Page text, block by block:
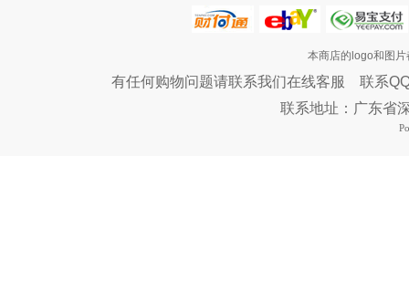
本商店的logo和图
有任何购物问题请联系我们在线客服 联系
联系地址：广东省